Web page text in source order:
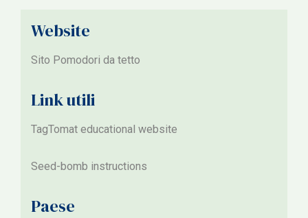
Website
Sito Pomodori da tetto
Link utili
TagTomat educational website
Seed-bomb instructions
Paese